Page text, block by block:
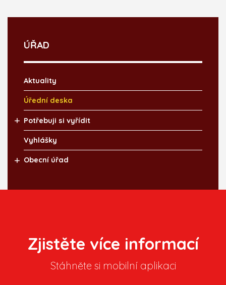
ÚŘAD
Aktuality
Úřední deska
Potřebuji si vyřídit
Vyhlášky
Obecní úřad
Zjistěte více informací
Stáhněte si mobilní aplikaci